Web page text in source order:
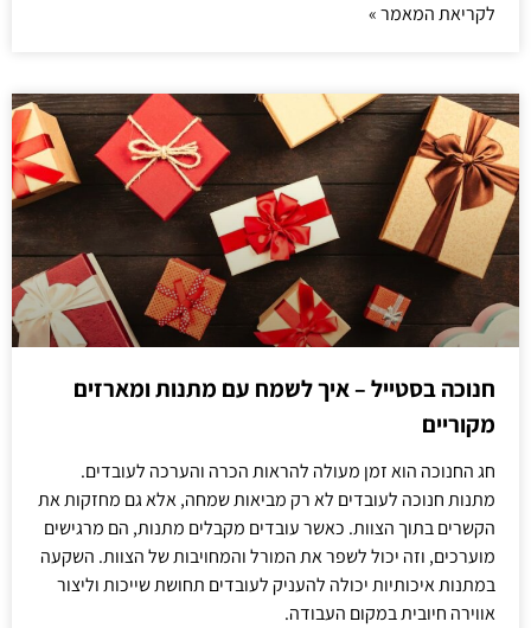
לקריאת המאמר »
חנוכה בסטייל – איך לשמח עם מתנות ומארזים
מקוריים
חג החנוכה הוא זמן מעולה להראות הכרה והערכה לעובדים.
מתנות חנוכה לעובדים לא רק מביאות שמחה, אלא גם מחזקות את
הקשרים בתוך הצוות. כאשר עובדים מקבלים מתנות, הם מרגישים
מוערכים, וזה יכול לשפר את המורל והמחויבות של הצוות. השקעה
במתנות איכותיות יכולה להעניק לעובדים תחושת שייכות וליצור
אווירה חיובית במקום העבודה.